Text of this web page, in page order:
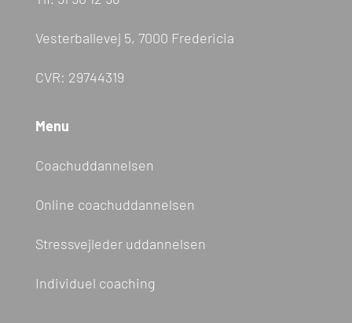
Vesterballevej 5, 7000 Fredericia
CVR: 29744319
Menu
Coachuddannelsen
Online coachuddannelsen
Stressvejleder uddannelsen
Individuel coaching